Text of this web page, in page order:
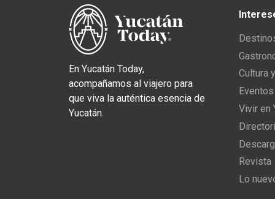
En Yucatán Today,
acompañamos al viajero para
que viva la auténtica esencia de
Yucatán.
Cultura
Vivir en
Revista
Lo